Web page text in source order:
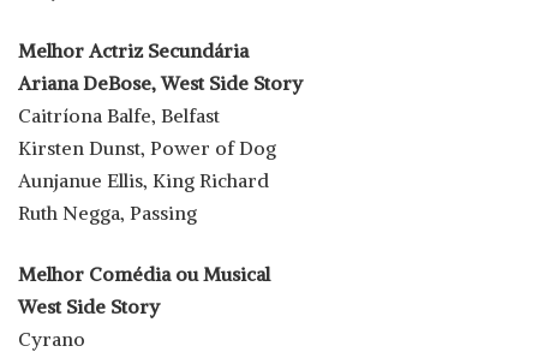
Melhor Actriz Secundária
Ariana DeBose, West Side Story
Caitríona Balfe, Belfast
Kirsten Dunst, Power of Dog
Aunjanue Ellis, King Richard
Ruth Negga, Passing
Melhor Comédia ou Musical
West Side Story
Cyrano